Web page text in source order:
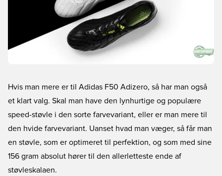
Hvis man mere er til Adidas F50 Adizero, så har man også
et klart valg. Skal man have den lynhurtige og populære
speed-støvle i den sorte farvevariant, eller er man mere til
den hvide farvevariant. Uanset hvad man væger, så får man
en støvle, som er optimeret til perfektion, og som med sine
156 gram absolut hører til den allerletteste ende af
støvleskalaen.